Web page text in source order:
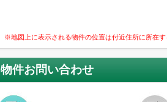
※地図上に表示される物件の位置は付近住所に所在
物件お問い合わせ